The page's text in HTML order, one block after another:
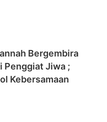
Bergembira
Penggiat Jiwa ;
Kebersamaan